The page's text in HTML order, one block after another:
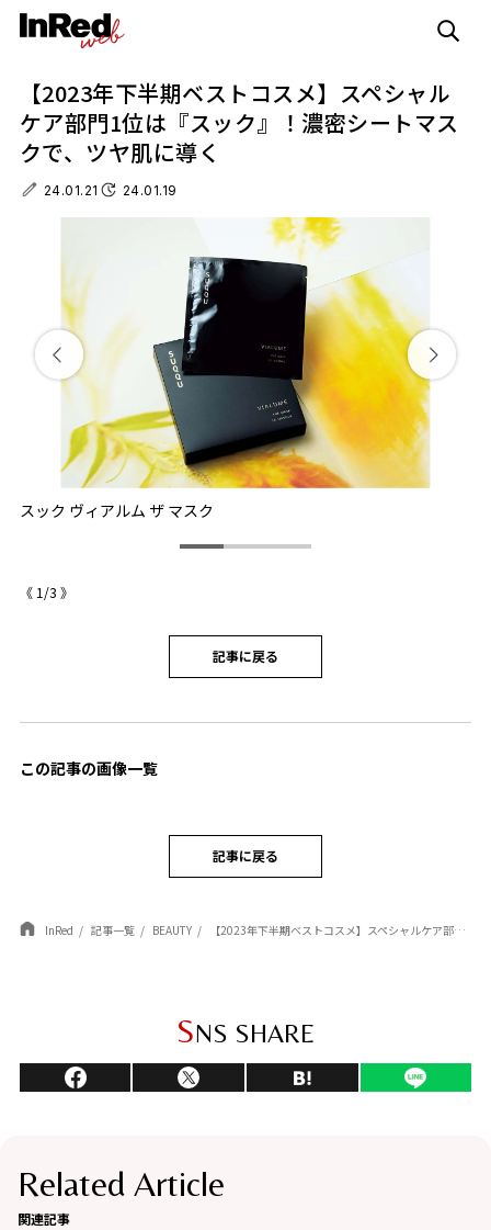
【2023年下半期ベストコスメ】スペシャル
ケア部門1位は『スック』！濃密シートマス
クで、ツヤ肌に導く
24.01.21 24.01.19
スック ヴィアルム ザ マスク
《 1 /3 》
記事に戻る
この記事の画像一覧
記事に戻る
InRed 記事一覧 BEAUTY 【2023年下半期ベストコスメ】スペシャルケア部門1位は『スック』！濃密シートマスクで、ツヤ肌に導く
SNS SHARE
Related Article
関連記事